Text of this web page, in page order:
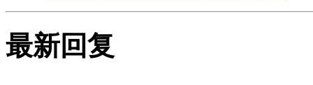
最新回复